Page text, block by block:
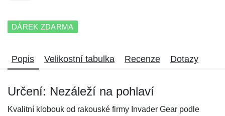
DÁREK ZDARMA
Popis Velikostní tabulka Recenze Dotazy
Určení: Nezáleží na pohlaví
Kvalitní klobouk od rakouské firmy Invader Gear podle